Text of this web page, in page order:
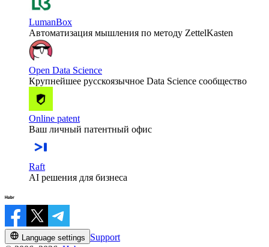
LumanBox
Автоматизация мышления по методу ZettelKasten
Open Data Science
Крупнейшее русскоязычное Data Science сообщество
Online patent
Ваш личный патентный офис
Raft
AI решения для бизнеса
Language settings
Support